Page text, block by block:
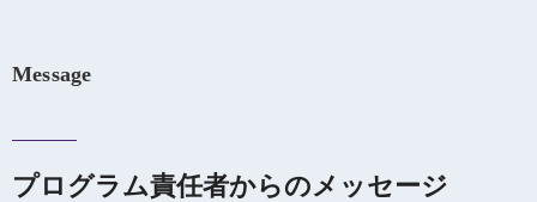
Message
プログラム責任者からのメッセージ